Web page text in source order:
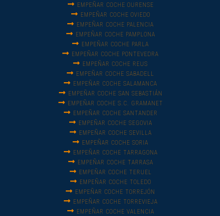
EMPEÑAR COCHE OURENSE
EMPEÑAR COCHE OVIEDO
EMPEÑAR COCHE PALENCIA
EMPEÑAR COCHE PAMPLONA
EMPEÑAR COCHE PARLA
EMPEÑAR COCHE PONTEVEDRA
EMPEÑAR COCHE REUS
EMPEÑAR COCHE SABADELL
EMPEÑAR COCHE SALAMANCA
EMPEÑAR COCHE SAN SEBASTIÁN
EMPEÑAR COCHE S.C. GRAMANET
EMPEÑAR COCHE SANTANDER
EMPEÑAR COCHE SEGOVIA
EMPEÑAR COCHE SEVILLA
EMPEÑAR COCHE SORIA
EMPEÑAR COCHE TARRAGONA
EMPEÑAR COCHE TARRASA
EMPEÑAR COCHE TERUEL
EMPEÑAR COCHE TOLEDO
EMPEÑAR COCHE TORREJÓN
EMPEÑAR COCHE TORREVIEJA
EMPEÑAR COCHE VALENCIA